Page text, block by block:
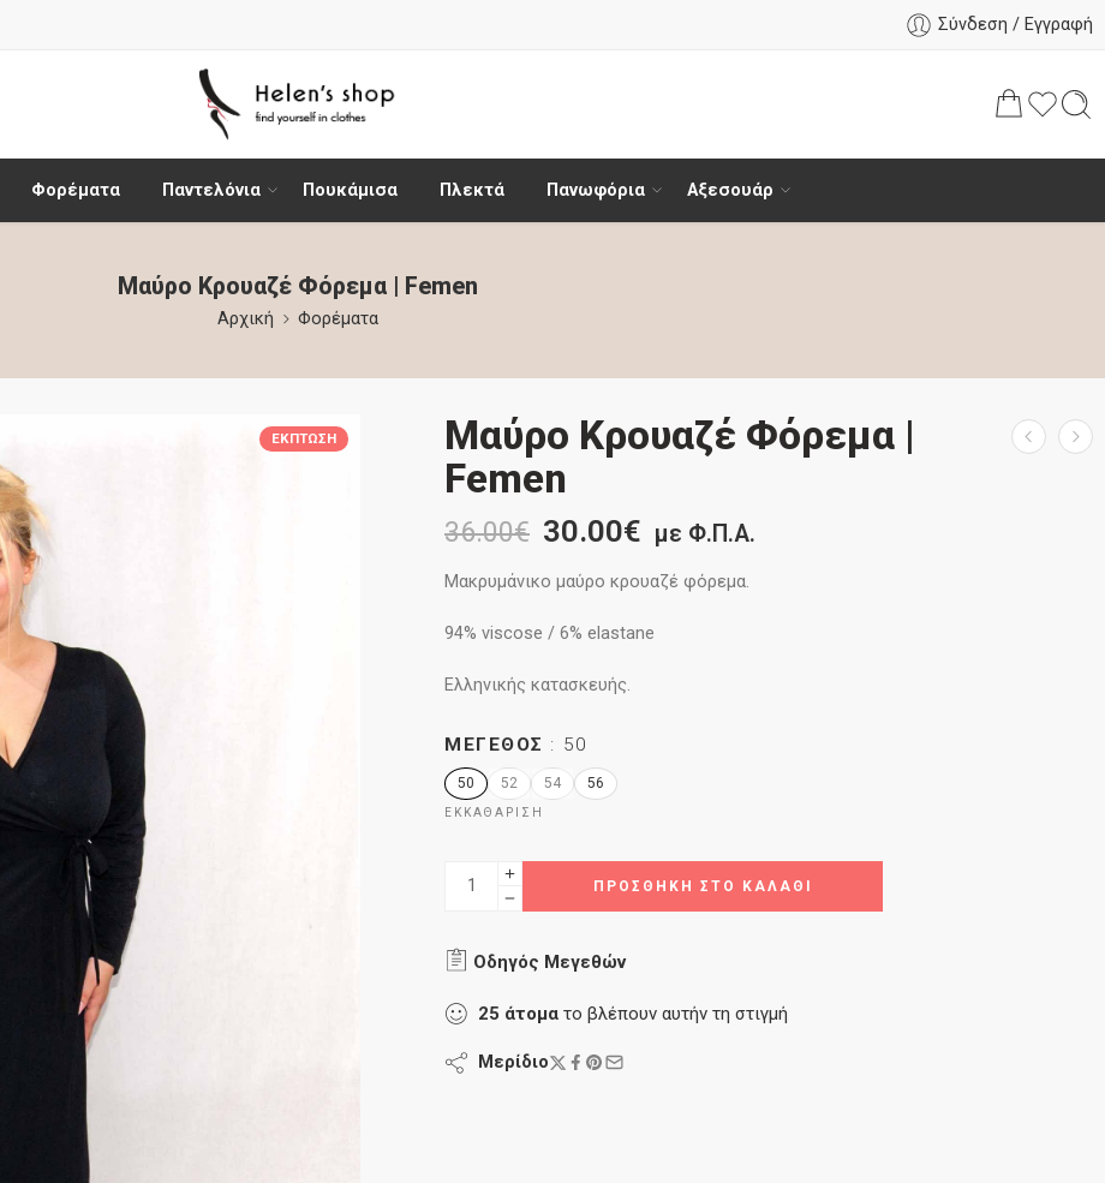
Σύνδεση / Εγγραφή
Φορέματα Παντελόνια Πουκάμισα Πλεκτά Πανωφόρια Αξεσουάρ
Μαύρο Κρουαζέ Φόρεμα | Femen
Αρχική Φορέματα
ΈΚΠΤΩΣΗ
Μαύρο Κρουαζέ Φόρεμα |
Femen
36.00€ 30.00€ με Φ.Π.Α.
Μακρυμάνικο μαύρο κρουαζέ φόρεμα.
94% viscose / 6% elastane
Ελληνικής κατασκευής.
ΜΈΓΕΘΟΣ 50
50 52 54 56
ΕΚΚΑΘΆΡΙΣΗ
ΠΡΟΣΘΉΚΗ ΣΤΟ ΚΑΛΆΘΙ
Οδηγός Μεγεθών
25 άτομα το βλέπουν αυτήν τη στιγμή
Μερίδιο